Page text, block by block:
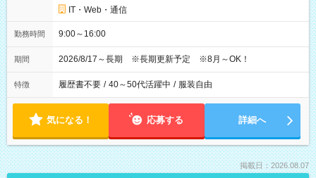
IT・Web・通信
勤務時間 9:00～16:00
期間 2026/8/17～長期 ※長期更新予定 ※8月～OK！
特徴 履歴書不要 / 40～50代活躍中 / 服装自由
気になる！ 応募する 詳細へ
掲載日：2026.08.07